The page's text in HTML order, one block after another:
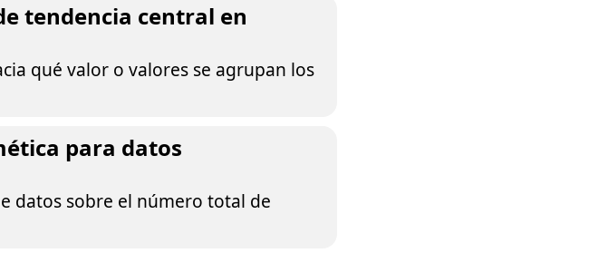
tendencia central en
qué valor o valores se agrupan los
para datos
datos sobre el número total de